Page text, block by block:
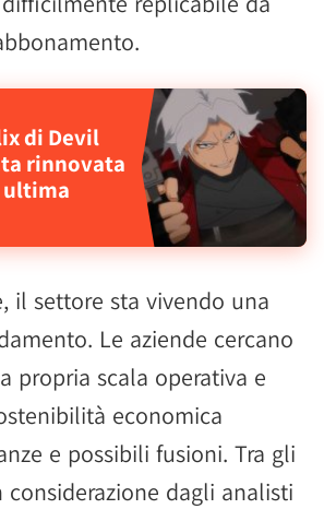
di Devil
rinnovata
ultima
il settore sta vivendo una
Le aziende cercano
propria scala operativa e
economica
e possibili fusioni. Tra gli
considerazione dagli analisti